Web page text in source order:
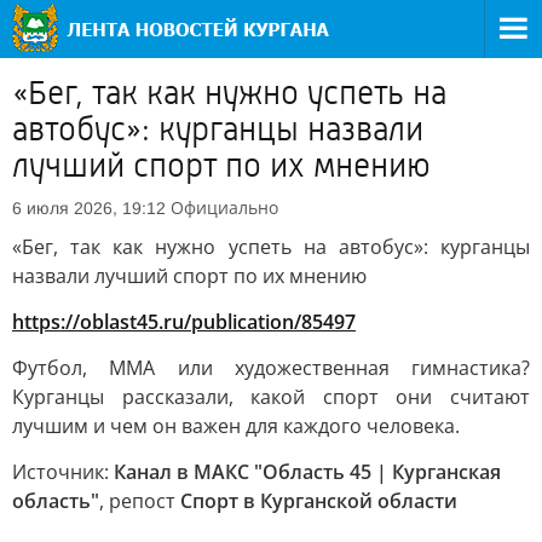
«Бег, так как нужно успеть на
автобус»: курганцы назвали
лучший спорт по их мнению
6 июля 2026, 19:12 Официально
«Бег, так как нужно успеть на автобус»: курганцы
назвали лучший спорт по их мнению
https://oblast45.ru/publication/85497
Футбол, ММА или художественная гимнастика?
Курганцы рассказали, какой спорт они считают
лучшим и чем он важен для каждого человека.
Источник: Канал в МАКС "Область 45 | Курганская
область", репост Спорт в Курганской области